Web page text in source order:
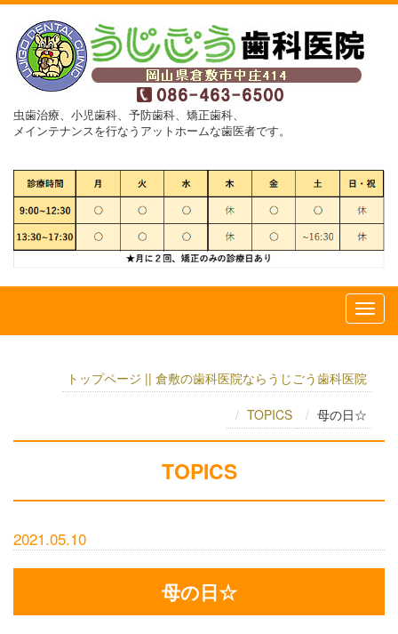
虫歯治療、小児歯科、予防歯科、矯正歯科、
メインテナンスを行なうアットホームな歯医者です。
トップページ || 倉敷の歯科医院ならうじごう歯科医院
TOPICS 母の日☆
TOPICS
2021.05.10
母の日☆